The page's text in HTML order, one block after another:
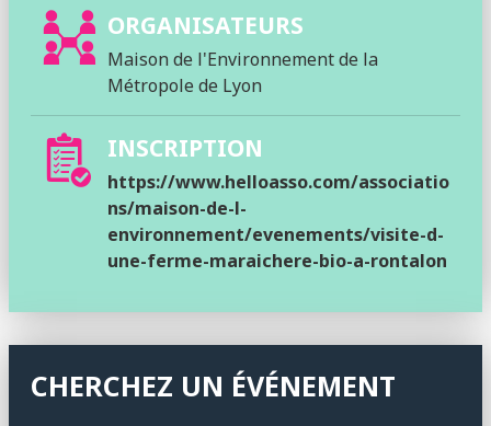
ORGANISATEURS
Maison de l'Environnement de la
Métropole de Lyon
INSCRIPTION
https://www.helloasso.com/associatio
ns/maison-de-l-
environnement/evenements/visite-d-
une-ferme-maraichere-bio-a-rontalon
CHERCHEZ UN ÉVÉNEMENT